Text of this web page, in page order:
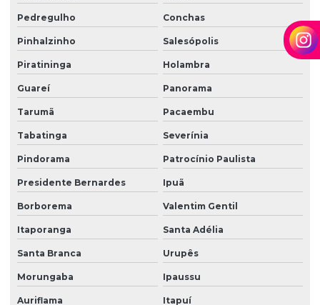
Zeladoria de condomínios
Zeladoria e limpeza
Zeladoria predial
Zeladoria terceirização
Pedregulho Conchas
Pinhalzinho Salesópolis
Piratininga Holambra
Guareí Panorama
Tarumã Pacaembu
Tabatinga Severínia
Pindorama Patrocínio Paulista
Presidente Bernardes Ipuã
Borborema Valentim Gentil
Itaporanga Santa Adélia
Santa Branca Urupês
Morungaba Ipaussu
Auriflama Itapuí